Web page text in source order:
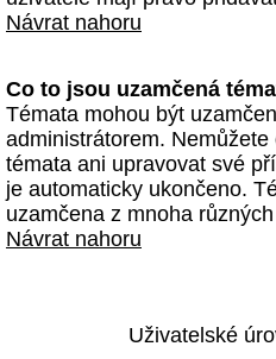
Návrat nahoru
Co to jsou uzamčená
Témata mohou být
administrátorem.
témata ani upravovat své
je automaticky ukončeno.
uzamčena z mnoha
Návrat nahoru
Uživatelské